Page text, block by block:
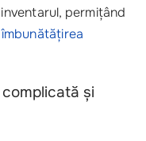
permițând
îmbunătățirea
și